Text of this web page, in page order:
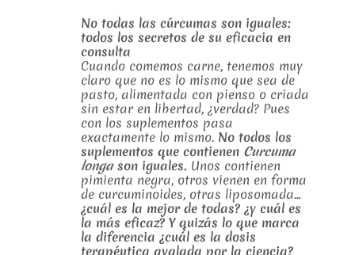
No todas las cúrcumas son iguales:
todos los secretos de su eficacia en
consulta
Cuando comemos carne, tenemos muy
claro que no es lo mismo que sea de
pasto, alimentada con pienso o criada
sin estar en libertad, ¿verdad? Pues
con los suplementos pasa
exactamente lo mismo. No todos los
suplementos que contienen Curcuma
longason iguales. Unos contienen
pimienta negra, otros vienen en forma
de curcuminoides, otras liposomada…
¿cuál es la mejor de todas? ¿y cuál es
la más eficaz? Y quizás lo que marca
la diferencia ¿cuál es la dosis
terapéutica avalada por la ciencia?